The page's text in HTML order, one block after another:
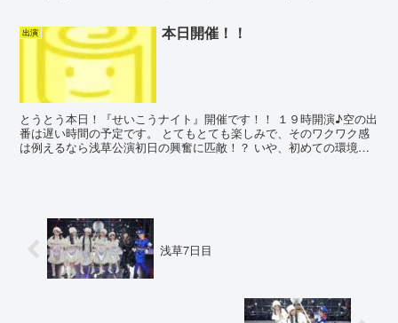
出演 本日開催！！
とうとう本日！『せいこうナイト』開催です！！ １９時開演♪空の出
番は遅い時間の予定です。 とてもとても楽しみで、そのワクワク感
は例えるなら浅草公演初日の興奮に匹敵！？ いや、初めての環境だ
浅草7日目